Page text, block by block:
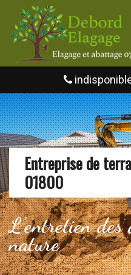
Entreprise de
01800
L'entretien des
nature